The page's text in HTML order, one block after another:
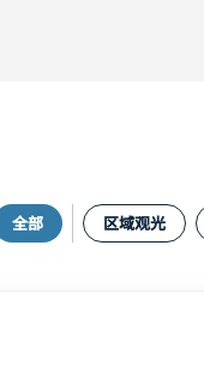
全部 区域观光